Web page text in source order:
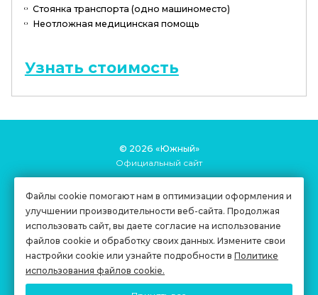
Стоянка транспорта (одно машиноместо)
Неотложная медицинская помощь
Узнать стоимость
© 2026 «Южный»
Официальный сайт
Копирование материалов сайта запрещено
Правовая информация
Политика конфиденциальности
Файлы cookie помогают нам в оптимизации оформления и
улучшении производительности веб-сайта. Продолжая
использовать сайт, вы даете согласие на использование
файлов cookie и обработку своих данных. Измените свои
настройки cookie или узнайте подробности в Политике
использования файлов cookie.